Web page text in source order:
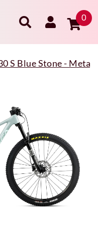
0
S Blue Stone -